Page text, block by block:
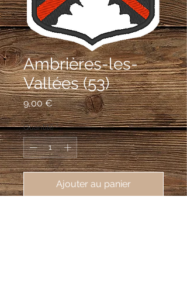
Ambrières-les-
Vallées (53)
9,00 €Prix
Quantité *
Ajouter au panier